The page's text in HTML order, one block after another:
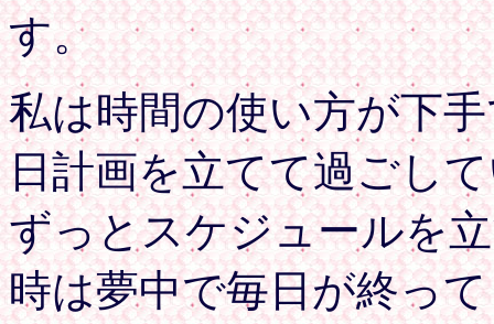
す。
私は時間の使い方が下
日計画を立てて過ごし
ずっとスケジュールを
時は夢中で毎日が終っ